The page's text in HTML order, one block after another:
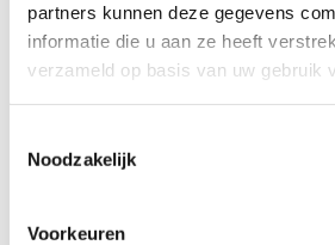
partners kunnen deze gegevens
informatie die u aan ze heeft
verzameld op basis van uw gebruik
Noodzakelijk
Voorkeuren